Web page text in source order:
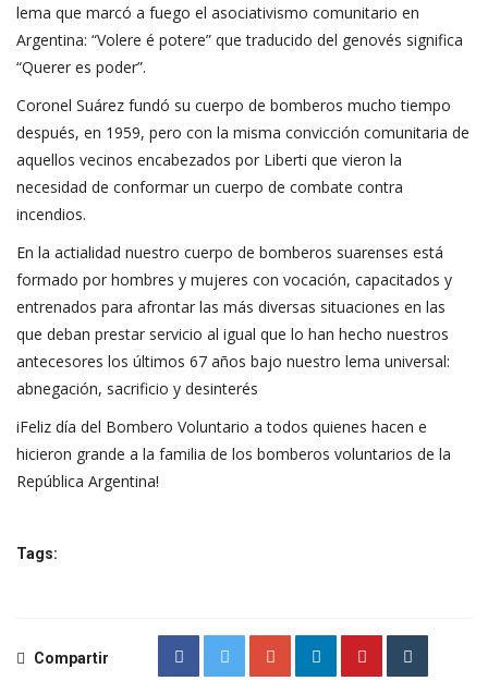
lema que marcó a fuego el asociativismo comunitario en
Argentina: “Volere é potere” que traducido del genovés significa
“Querer es poder”.
Coronel Suárez fundó su cuerpo de bomberos mucho tiempo
después, en 1959, pero con la misma convicción comunitaria de
aquellos vecinos encabezados por Liberti que vieron la
necesidad de conformar un cuerpo de combate contra
incendios.
En la actialidad nuestro cuerpo de bomberos suarenses está
formado por hombres y mujeres con vocación, capacitados y
entrenados para afrontar las más diversas situaciones en las
que deban prestar servicio al igual que lo han hecho nuestros
antecesores los últimos 67 años bajo nuestro lema universal:
abnegación, sacrificio y desinterés
iFeliz día del Bombero Voluntario a todos quienes hacen e
hicieron grande a la familia de los bomberos voluntarios de la
República Argentina!
Tags:
Compartir